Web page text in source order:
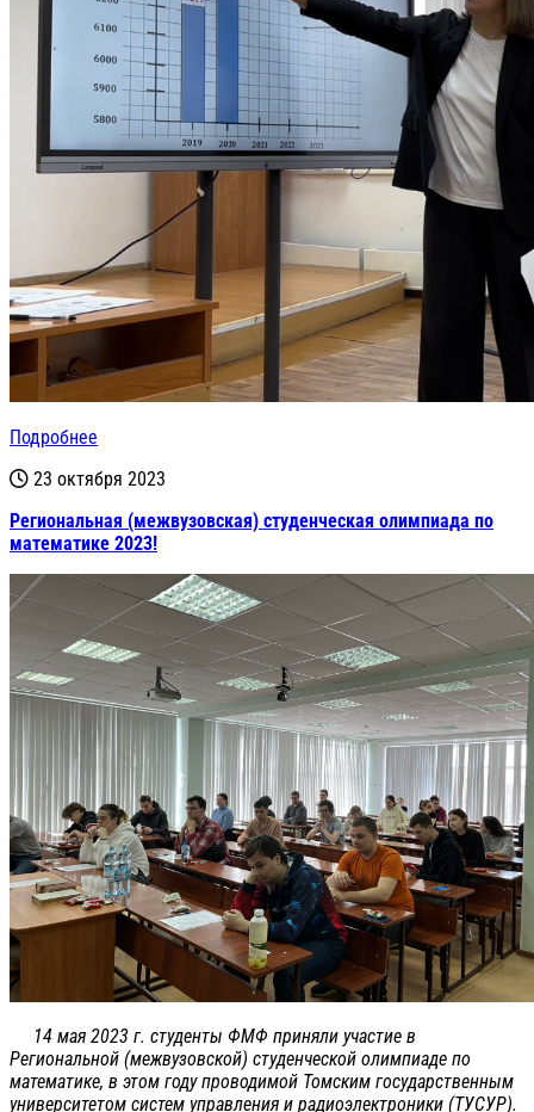
Подробнее
23 октября 2023
Региональная (межвузовская) студенческая олимпиада по
математике 2023!
14 мая 2023 г. студенты ФМФ приняли участие в
Региональной (межвузовской) студенческой олимпиаде по
математике, в этом году проводимой Томским государственным
университетом систем управления и радиоэлектроники (ТУСУР).